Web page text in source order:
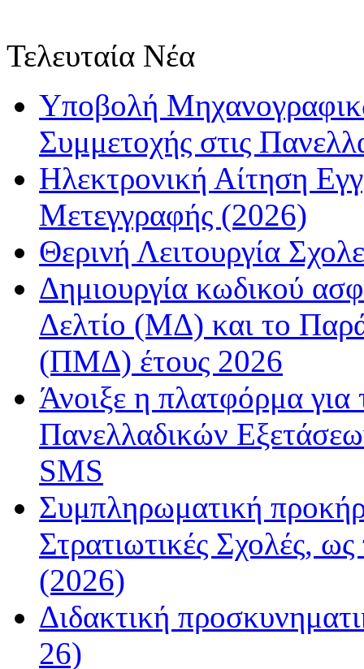
Τελευταία Νέα
Υποβολή
Συμμετοχής στις
Ηλεκτρονική Αίτηση
Μετεγγραφής (2026)
Θερινή Λειτουργία
Δημιουργία κωδικού
Δελτίο (ΜΔ) και το
(ΠΜΔ) έτους 2026
Άνοιξε η πλατφόρμα
Πανελλαδικών
SMS
Συμπληρωματική
Στρατιωτικές Σχολές,
(2026)
Διδακτική
26)